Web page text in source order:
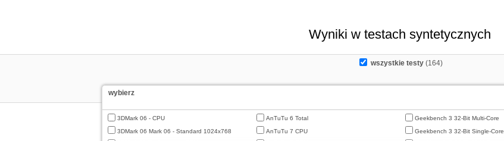
Wyniki w testach syntetycznych
wszystkie testy (164)
wybierz
3DMark 06 - CPU
3DMark 06 Mark 06 - Standard 1024x768
AnTuTu 6 Total
AnTuTu 7 CPU
Geekbench 3 32-Bit Multi-Core
Geekbench 3 32-Bit Single-Core